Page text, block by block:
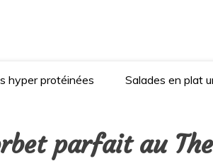
hyper protéinées Salades en plat
parfait au